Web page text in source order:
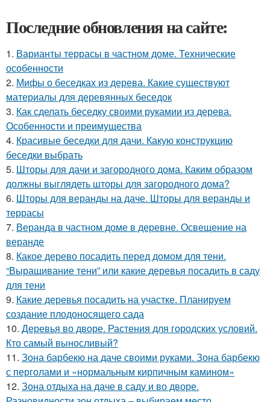
Последние обновления на сайте:
1. Варианты террасы в частном доме. Технические
особенности
2. Мифы о беседках из дерева. Какие существуют
материалы для деревянных беседок
3. Как сделать беседку своими рукамии из дерева.
Особенности и преимущества
4. Красивые беседки для дачи. Какую конструкцию
беседки выбрать
5. Шторы для дачи и загородного дома. Каким образом
должны выглядеть шторы для загородного дома?
6. Шторы для веранды на даче. Шторы для веранды и
террасы
7. Веранда в частном доме в деревне. Освещение на
веранде
8. Какое дерево посадить перед домом для тени.
“Выращивание тени” или какие деревья посадить в саду
для тени
9. Какие деревья посадить на участке. Планируем
создание плодоносящего сада
10. Деревья во дворе. Растения для городских условий.
Кто самый выносливый?
11. Зона барбекю на даче своими руками. Зона барбекю
с перголами и «нормальным кирпичным камином»
12. Зона отдыха на даче в саду и во дворе.